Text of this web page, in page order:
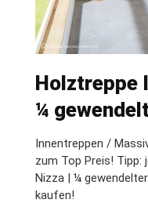
Holztreppe
¼
Innentreppen /
zum Top Preis!
Nizza | ¼
kaufen!